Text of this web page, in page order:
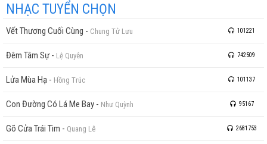
NHẠC TUYỂN CHỌN
Vết Thương Cuối Cùng - Chung Tử Lưu 101221
Đêm Tâm Sự - Lệ Quyên 742509
Lửa Mùa Hạ - Hồng Trúc 101137
Con Đường Có Lá Me Bay - Như Quỳnh 95167
Gõ Cửa Trái Tim - Quang Lê 2681753